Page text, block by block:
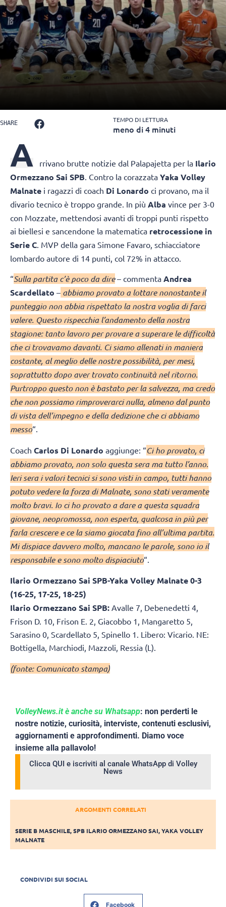
SHARE TEMPO DI LETTURA
meno di 4 minuti
A rrivano brutte notizie dal Palapajetta per la Ilario
Ormezzano Sai SPB. Contro la corazzata Yaka Volley
Malnate i ragazzi di coach Di Lonardo ci provano, ma il
divario tecnico è troppo grande. In più Alba vince per 3-0
con Mozzate, mettendosi avanti di troppi punti rispetto
ai biellesi e sancendone la matematica retrocessione in
Serie C. MVP della gara Simone Favaro, schiacciatore
lombardo autore di 14 punti, col 72% in attacco.
“Sulla partita c’è poco da dire– commenta Andrea
Scardellato – abbiamo provato a lottare nonostante il
punteggio non abbia rispettato la nostra voglia di farci
valere. Questo rispecchia l’andamento della nostra
stagione: tanto lavoro per provare a superare le difficoltà
che ci trovavamo davanti. Ci siamo allenati in maniera
costante, al meglio delle nostre possibilità, per mesi,
soprattutto dopo aver trovato continuità nel ritorno.
Purtroppo questo non è bastato per la salvezza, ma credo
che non possiamo rimproverarci nulla, almeno dal punto
di vista dell’impegno e della dedizione che ci abbiamo
messo“.
Coach Carlos Di Lonardo aggiunge: “Ci ho provato, ci
abbiamo provato, non solo questa sera ma tutto l’anno.
Ieri sera i valori tecnici si sono visti in campo, tutti hanno
potuto vedere la forza di Malnate, sono stati veramente
molto bravi. Io ci ho provato a dare a questa squadra
giovane, neopromossa, non esperta, qualcosa in più per
farla crescere e ce la siamo giocata fino all’ultima partita.
Mi dispiace davvero molto, mancano le parole, sono io il
responsabile e sono molto dispiaciuto“.
Ilario Ormezzano Sai SPB-Yaka Volley Malnate 0-3
(16-25, 17-25, 18-25)
Ilario Ormezzano Sai SPB: Avalle 7, Debenedetti 4,
Frison D. 10, Frison E. 2, Giacobbo 1, Mangaretto 5,
Sarasino 0, Scardellato 5, Spinello 1. Libero: Vicario. NE:
Bottigella, Marchiodi, Mazzoli, Ressia (L).
(fonte: Comunicato stampa)
VolleyNews.it è anche su Whatsapp: non perderti le
nostre notizie, curiosità, interviste, contenuti esclusivi,
aggiornamenti e approfondimenti. Diamo voce
insieme alla pallavolo!
Clicca QUI e iscriviti al canale WhatsApp di Volley
News
ARGOMENTI CORRELATI
SERIE B MASCHILE,SPB ILARIO ORMEZZANO SAI,YAKA VOLLEY
MALNATE
CONDIVIDI SUI SOCIAL
Facebook